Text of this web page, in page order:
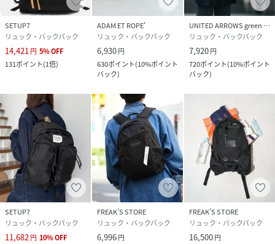
SETUP7
リュック・バックパック
14,421 円 5%OFF
131ポイント(1倍)
ADAM ET ROPE'
リュック・バックパック
6,930円
630ポイント(10%ポイント
バック)
UNITED ARROWS green label relaxing
リュック・バックパック
7,920円
720ポイント(10%ポイント
バック)
SETUP7
リュック・バックパック
11,682円 10%OFF
FREAK’S STORE
リュック・バックパック
6,996円
FREAK’S STORE
リュック・バックパック
16,500円